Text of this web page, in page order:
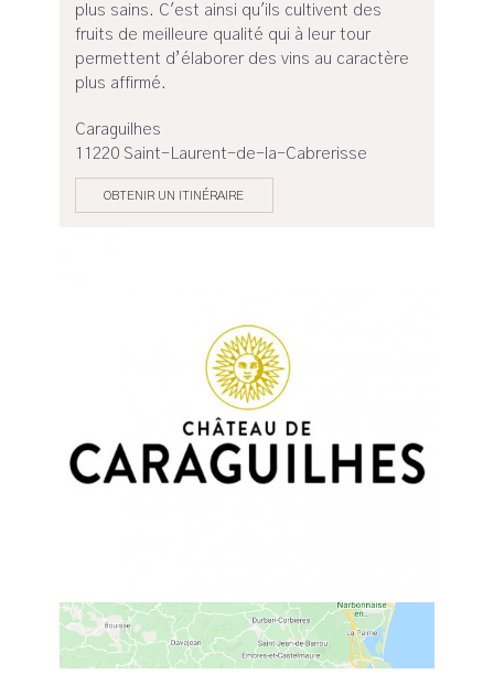
plus sains. C'est ainsi qu'ils cultivent des
fruits de meilleure qualité qui à leur tour
permettent d’élaborer des vins au caractère
plus affirmé.
Caraguilhes
11220 Saint-Laurent-de-la-Cabrerisse
OBTENIR UN ITINÉRAIRE